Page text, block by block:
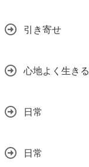
引き寄せ
心地よく生きる
日常
日常